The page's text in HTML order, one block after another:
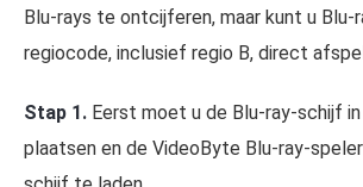
Blu-rays te ontcijferen, maar kunt u Blu-
regiocode, inclusief regio B, direct
Stap 1. Eerst moet u de Blu-ray-schijf
plaatsen en de VideoByte Blu-ray-